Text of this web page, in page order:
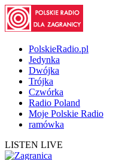
PolskieRadio.pl
Jedynka
Dwójka
Trójka
Czwórka
Radio Poland
Moje Polskie Radio
ramówka
LISTEN LIVE